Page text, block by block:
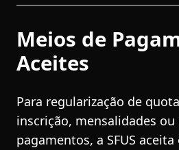
Meios de
Aceites
Para regularização de
inscrição, mensalidades
pagamentos, a SFUS